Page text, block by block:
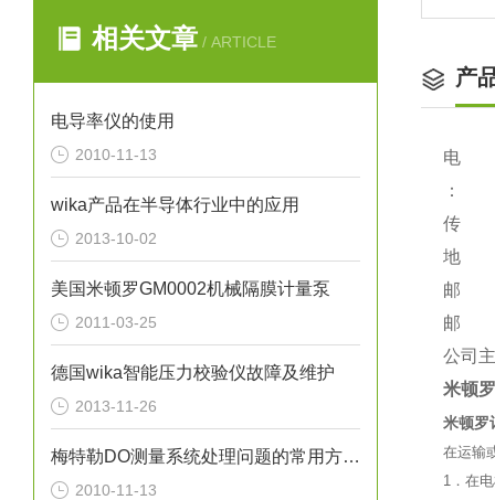
相关文章 / ARTICLE
电导率仪的使用
2010-11-13
wika产品在半导体行业中的应用
2013-10-02
美国米顿罗GM0002机械隔膜计量泵
2011-03-25
德国wika智能压力校验仪故障及维护
2013-11-26
梅特勒DO测量系统处理问题的常用方法（图）
2010-11-13
产
电
：
传 真
地 址
邮
邮
公司
米顿
米顿罗
在运输
1．在